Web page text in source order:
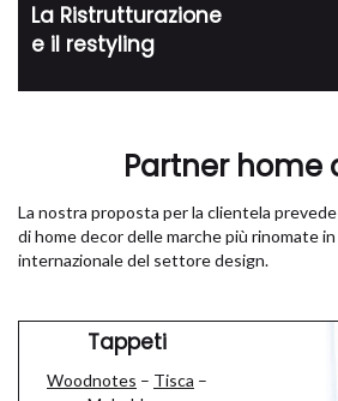
La Ristrutturazione
e il restyling
Partner home
La nostra proposta per la clientela
di home decor delle marche più rinomate
internazionale del settore design.
Tappeti
Woodnotes – Tisca –